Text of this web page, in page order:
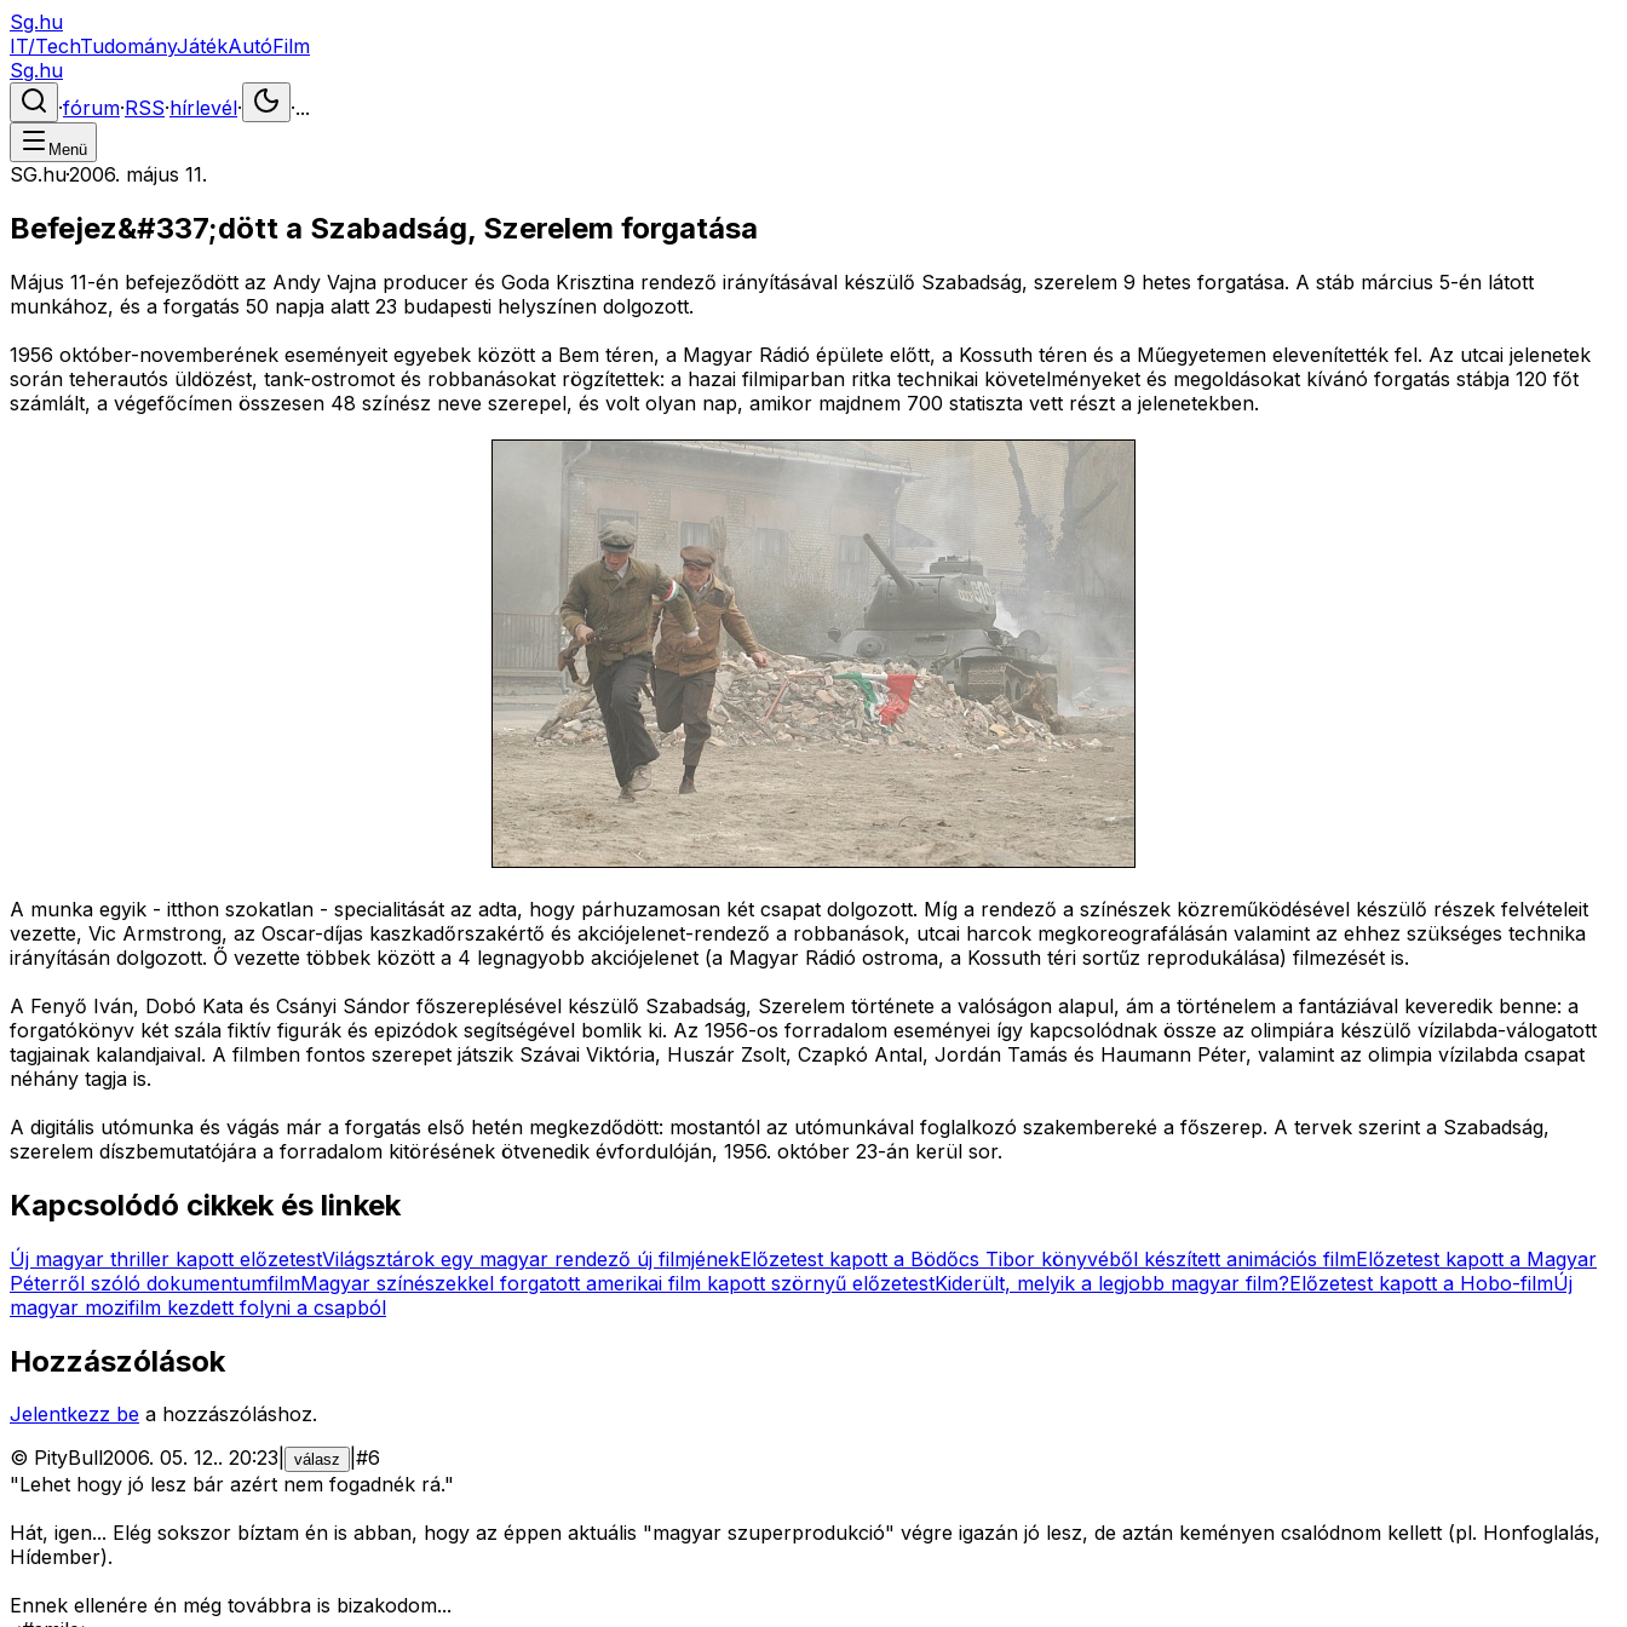
Sg.hu
IT/TechTudományJátékAutóFilm
Sg.hu
·fórum·RSS·hírlevél· ·...
Menü
SG.hu·2006. május 11.
Befejez&#337;dött a Szabadság, Szerelem forgatása
Május 11-én befejeződött az Andy Vajna producer és Goda Krisztina rendező irányításával készülő Szabadság, szerelem 9 hetes forgatása. A stáb március 5-én látott
munkához, és a forgatás 50 napja alatt 23 budapesti helyszínen dolgozott.
1956 október-novemberének eseményeit egyebek között a Bem téren, a Magyar Rádió épülete előtt, a Kossuth téren és a Műegyetemen elevenítették fel. Az utcai jelenetek
során teherautós üldözést, tank-ostromot és robbanásokat rögzítettek: a hazai filmiparban ritka technikai követelményeket és megoldásokat kívánó forgatás stábja 120 főt
számlált, a végefőcímen összesen 48 színész neve szerepel, és volt olyan nap, amikor majdnem 700 statiszta vett részt a jelenetekben.
A munka egyik - itthon szokatlan - specialitását az adta, hogy párhuzamosan két csapat dolgozott. Míg a rendező a színészek közreműködésével készülő részek felvételeit
vezette, Vic Armstrong, az Oscar-díjas kaszkadőrszakértő és akciójelenet-rendező a robbanások, utcai harcok megkoreografálásán valamint az ehhez szükséges technika
irányításán dolgozott. Ő vezette többek között a 4 legnagyobb akciójelenet (a Magyar Rádió ostroma, a Kossuth téri sortűz reprodukálása) filmezését is.
A Fenyő Iván, Dobó Kata és Csányi Sándor főszereplésével készülő Szabadság, Szerelem története a valóságon alapul, ám a történelem a fantáziával keveredik benne: a
forgatókönyv két szála fiktív figurák és epizódok segítségével bomlik ki. Az 1956-os forradalom eseményei így kapcsolódnak össze az olimpiára készülő vízilabda-válogatott
tagjainak kalandjaival. A filmben fontos szerepet játszik Szávai Viktória, Huszár Zsolt, Czapkó Antal, Jordán Tamás és Haumann Péter, valamint az olimpia vízilabda csapat
néhány tagja is.
A digitális utómunka és vágás már a forgatás első hetén megkezdődött: mostantól az utómunkával foglalkozó szakembereké a főszerep. A tervek szerint a Szabadság,
szerelem díszbemutatójára a forradalom kitörésének ötvenedik évfordulóján, 1956. október 23-án kerül sor.
Kapcsolódó cikkek és linkek
Új magyar thriller kapott előzetestVilágsztárok egy magyar rendező új filmjénekElőzetest kapott a Bödőcs Tibor könyvéből készített animációs filmElőzetest kapott a Magyar
Péterről szóló dokumentumfilmMagyar színészekkel forgatott amerikai film kapott szörnyű előzetestKiderült, melyik a legjobb magyar film?Előzetest kapott a Hobo-filmÚj
magyar mozifilm kezdett folyni a csapból
Hozzászólások
Jelentkezz be a hozzászóláshoz.
© PityBull2006. 05. 12.. 20:23 válasz #6
"Lehet hogy jó lesz bár azért nem fogadnék rá."
Hát, igen... Elég sokszor bíztam én is abban, hogy az éppen aktuális "magyar szuperprodukció" végre igazán jó lesz, de aztán keményen csalódnom kellett (pl. Honfoglalás,
Hídember).
Ennek ellenére én még továbbra is bizakodom...